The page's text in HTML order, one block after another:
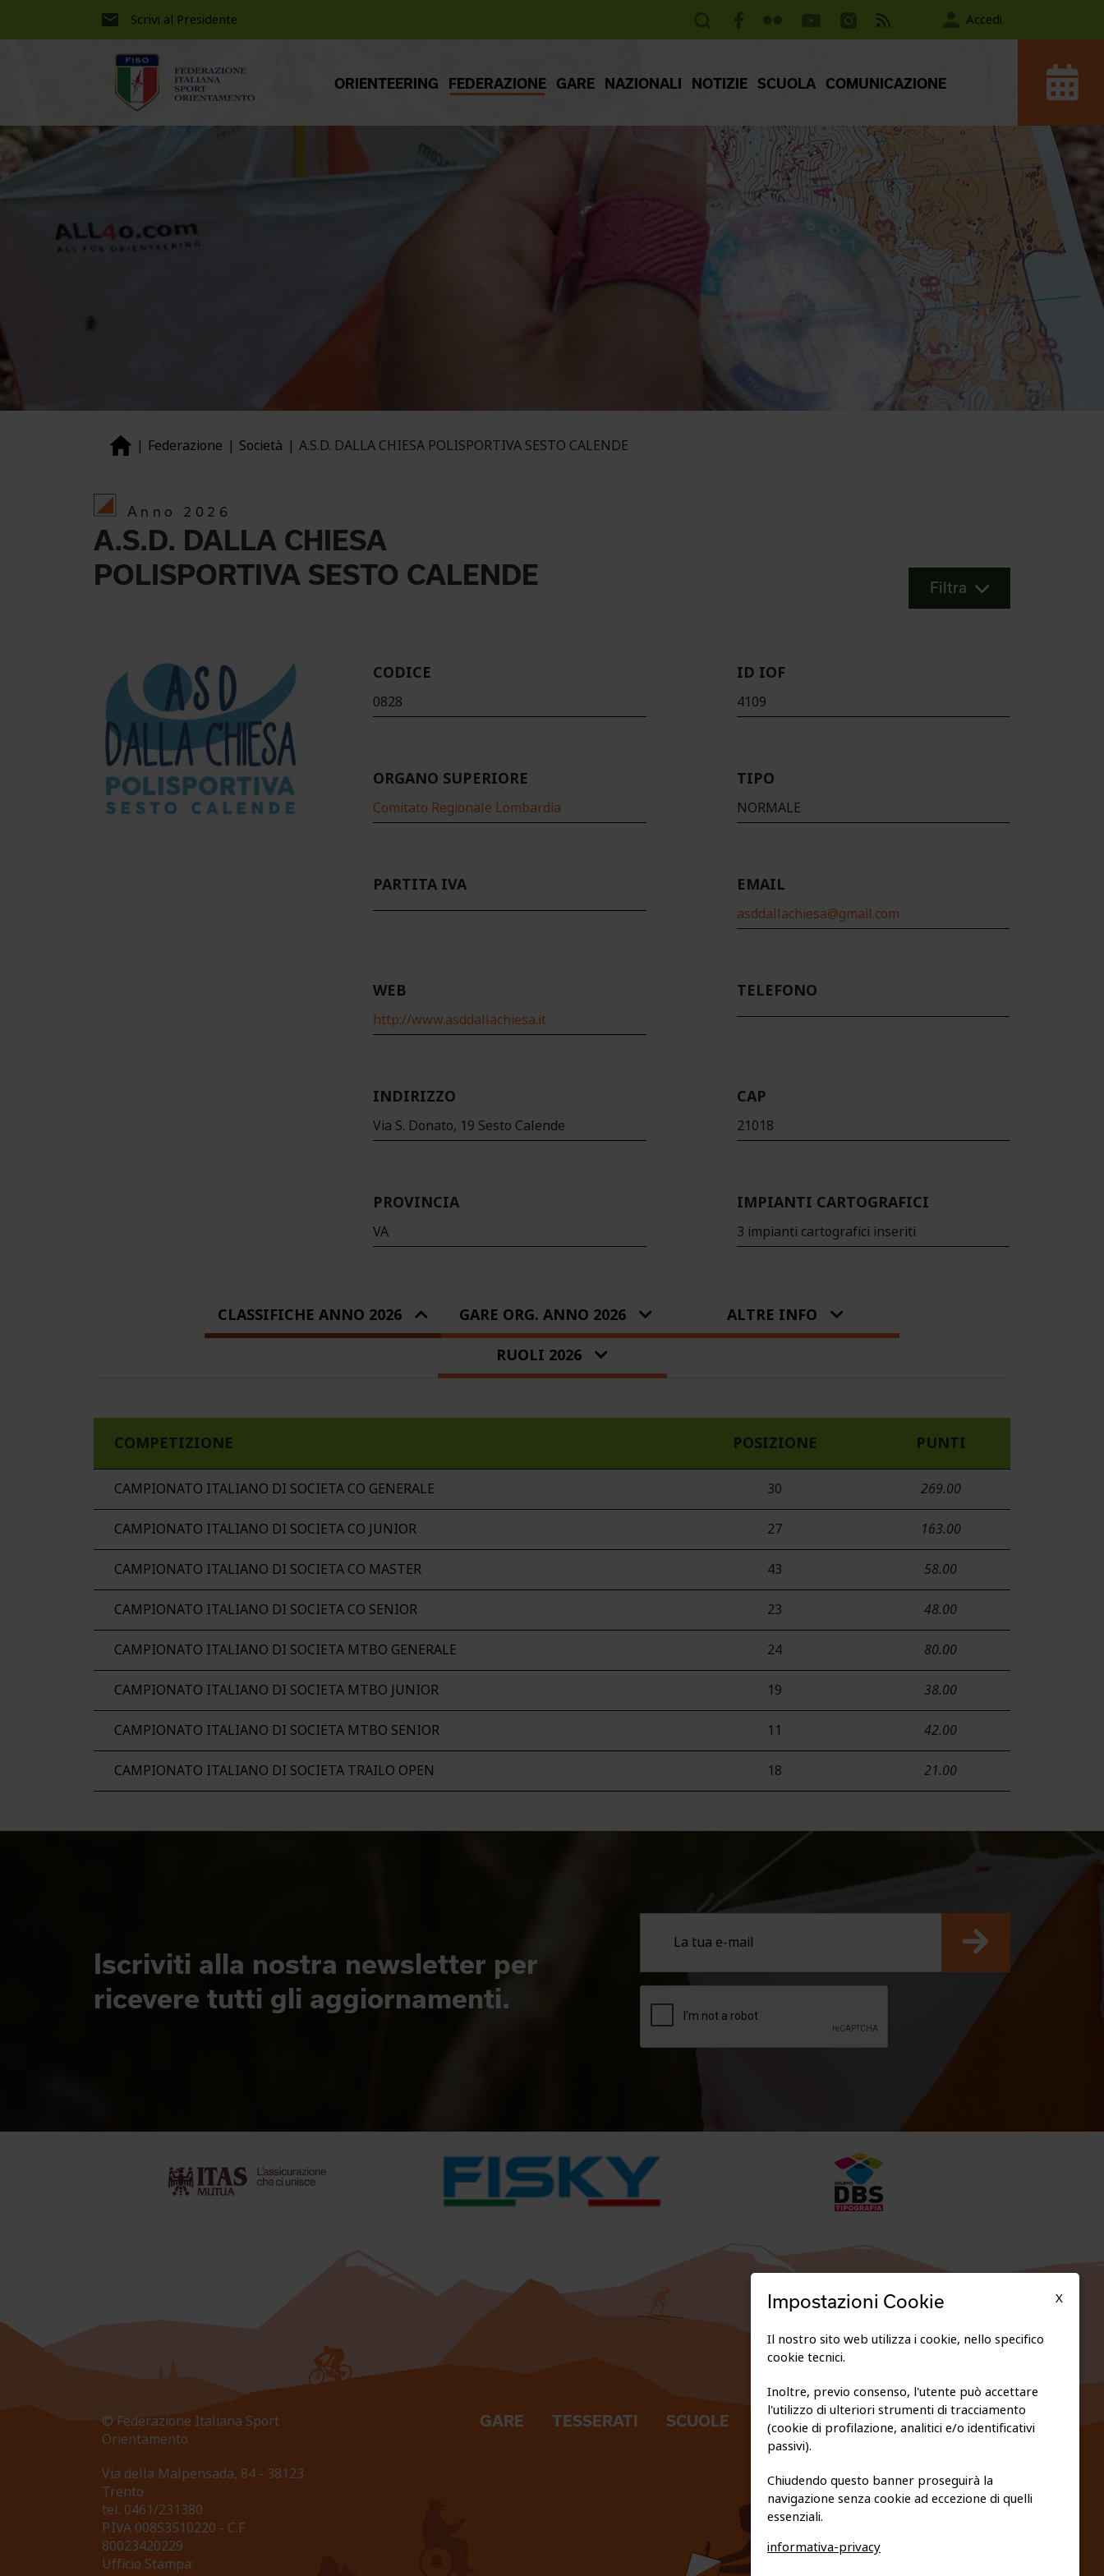
Scrivi al Presidente Accedi
ORIENTEERING FEDERAZIONE GARE NAZIONALI NOTIZIE SCUOLA COMUNICAZIONE
Federazione Società A.S.D. DALLA CHIESA POLISPORTIVA SESTO CALENDE
Anno 2026
A.S.D. DALLA CHIESA
POLISPORTIVA SESTO CALENDE
Filtra
CODICE
0828
ID IOF
4109
ORGANO SUPERIORE
Comitato Regionale Lombardia
TIPO
NORMALE
PARTITA IVA EMAIL
asddallachiesa@gmail.com
WEB
http://www.asddallachiesa.it
TELEFONO
INDIRIZZO
Via S. Donato, 19 Sesto Calende
CAP
21018
PROVINCIA
VA
IMPIANTI CARTOGRAFICI
3 impianti cartografici inseriti
CLASSIFICHE ANNO 2026 GARE ORG. ANNO 2026
ALTRE INFO
RUOLI 2026
COMPETIZIONE POSIZIONE PUNTI
CAMPIONATO ITALIANO DI SOCIETA CO GENERALE 30 269.00
CAMPIONATO ITALIANO DI SOCIETA CO JUNIOR 27 163.00
CAMPIONATO ITALIANO DI SOCIETA CO MASTER 43 58.00
CAMPIONATO ITALIANO DI SOCIETA CO SENIOR 23 48.00
CAMPIONATO ITALIANO DI SOCIETA MTBO GENERALE 24 80.00
CAMPIONATO ITALIANO DI SOCIETA MTBO JUNIOR 19 38.00
CAMPIONATO ITALIANO DI SOCIETA MTBO SENIOR 11 42.00
CAMPIONATO ITALIANO DI SOCIETA TRAILO OPEN 18 21.00
Iscriviti alla nostra newsletter per
ricevere tutti gli aggiornamenti.
© Federazione Italiana Sport
Orientamento
Via della Malpensada, 84 - 38123
Trento
tel. 0461/231380
P.IVA 00853510220 - C.F.
80023420229
Ufficio Stampa:
GARE TESSERATI SCUOLE
FEDERAZIONE TRASPARENTE
PRIVACY E COOKIE POLICY
X
Impostazioni Cookie
Il nostro sito web utilizza i cookie, nello specifico
cookie tecnici.
Inoltre, previo consenso, l'utente può accettare
l'utilizzo di ulteriori strumenti di tracciamento
(cookie di profilazione, analitici e/o identificativi
passivi).
Chiudendo questo banner proseguirà la
navigazione senza cookie ad eccezione di quelli
essenziali.
informativa-privacy